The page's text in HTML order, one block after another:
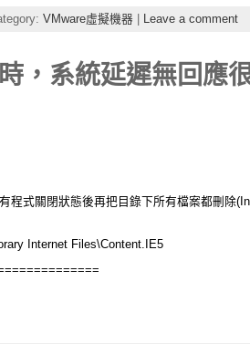
VMware虛擬機器 Leave a comment
，系統延遲無回應
式關閉狀態後再把目錄下所有檔案都刪除
Internet Files\Content.IE5